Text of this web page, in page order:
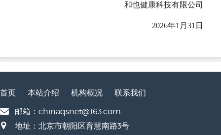
和也健康科技有限公司
2026年1月31日
首页 本站介绍 机构概况
联系我们
邮箱：chinaqsnet@163.com
地址：北京市朝阳区育慧南路3号